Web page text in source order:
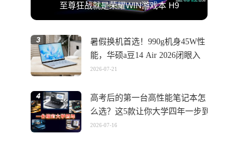
至尊狂战就是荣耀WIN游戏本 H9
暑假换机首选！990g机身45W性
能，华硕a豆14 Air 2026闭眼入
2026-07-21
高考后的第一台高性能笔记本怎
么选？这5款让你大学四年一步到
位
2026-07-16